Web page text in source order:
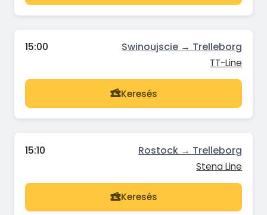
15:00 Swinoujscie → Trelleborg
TT-Line
Keresés
15:10 Rostock → Trelleborg
Stena Line
Keresés